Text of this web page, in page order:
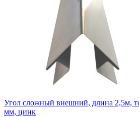
Угол сложный внешний, длина 2,5м,
мм, цинк